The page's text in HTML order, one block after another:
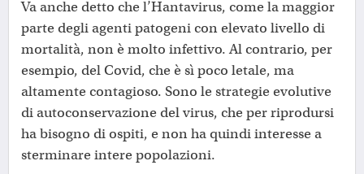
Va anche detto che l’Hantavirus, come la maggior
parte degli agenti patogeni con elevato livello di
mortalità, non è molto infettivo. Al contrario, per
esempio, del Covid, che è sì poco letale, ma
altamente contagioso. Sono le strategie evolutive
di autoconservazione del virus, che per riprodursi
ha bisogno di ospiti, e non ha quindi interesse a
sterminare intere popolazioni.